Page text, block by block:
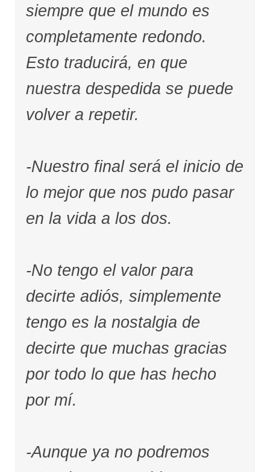
siempre que el mundo es
completamente redondo.
Esto traducirá, en que
nuestra despedida se puede
volver a repetir.
-Nuestro final será el inicio de
lo mejor que nos pudo pasar
en la vida a los dos.
-No tengo el valor para
decirte adiós, simplemente
tengo es la nostalgia de
decirte que muchas gracias
por todo lo que has hecho
por mí.
-Aunque ya no podremos